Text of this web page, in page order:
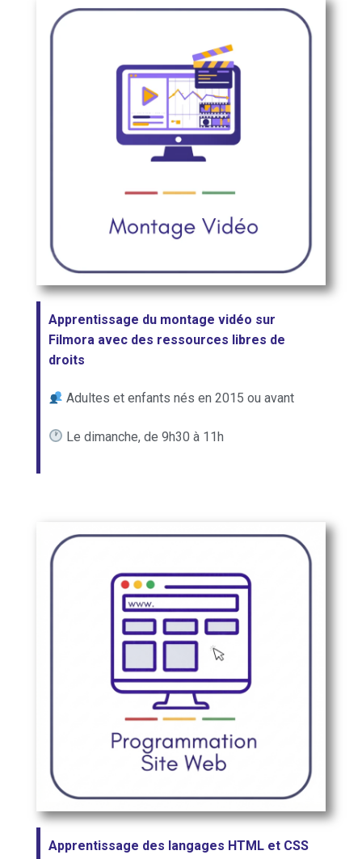
Apprentissage du montage vidéo sur
Filmora avec des ressources libres de
droits
Adultes et enfants nés en 2015 ou avant
Le dimanche, de 9h30 à 11h
Apprentissage des langages HTML et CSS